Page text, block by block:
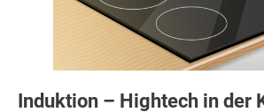
Induktion – Hightech in der